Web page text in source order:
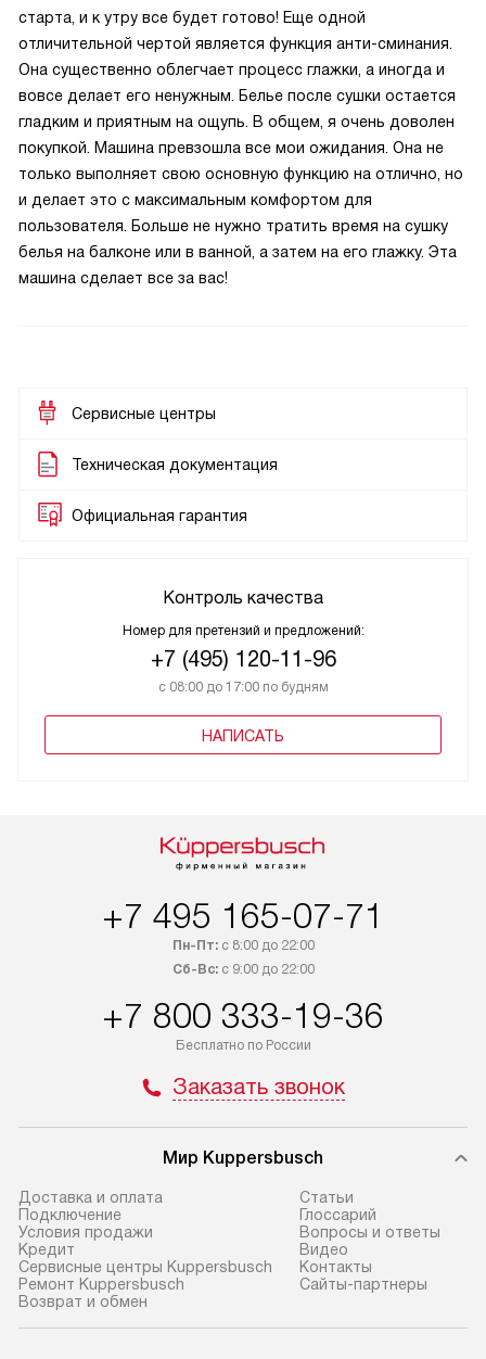
старта, и к утру все будет готово! Еще одной
отличительной чертой является функция анти-сминания.
Она существенно облегчает процесс глажки, а иногда и
вовсе делает его ненужным. Белье после сушки остается
гладким и приятным на ощупь. В общем, я очень доволен
покупкой. Машина превзошла все мои ожидания. Она не
только выполняет свою основную функцию на отлично, но
и делает это с максимальным комфортом для
пользователя. Больше не нужно тратить время на сушку
белья на балконе или в ванной, а затем на его глажку. Эта
машина сделает все за вас!
Сервисные центры
Техническая документация
Официальная гарантия
Контроль качества
Номер для претензий и предложений:
+7 (495) 120-11-96
с 08:00 до 17:00 по будням
НАПИСАТЬ
+7 495 165-07-71
Пн-Пт:с 8:00 до 22:00
Сб-Вс:с 9:00 до 22:00
+7 800 333-19-36
Бесплатно по России
Заказать звонок
Мир Kuppersbusch
Доставка и оплата
Подключение
Условия продажи
Кредит
Сервисные центры Kuppersbusch
Ремонт Kuppersbusch
Возврат и обмен
Cтатьи
Глоссарий
Вопросы и ответы
Видео
Контакты
Сайты-партнеры